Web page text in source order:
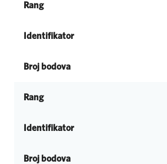
Rang
Identifikator
Broj bodova
Rang
Identifikator
Broj bodova